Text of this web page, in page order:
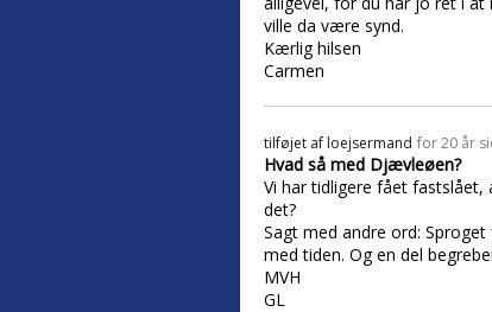
ville da være synd.
Kærlig hilsen
Carmen
tilføjet af loejsermand for 20 år
Hvad så med Djævleøen?
Vi har tidligere fået
det?
Sagt med andre ord:
med tiden. Og en del
MVH
GL